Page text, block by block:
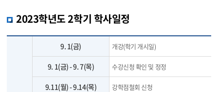
2023학년도 2학기 학사일정
9. 1(금) 개강(학기 개시일)
9. 1(금) - 9. 7(목) 수강신청 확인 및 정정
9.11(월) - 9.14(목) 강학점철회 신청